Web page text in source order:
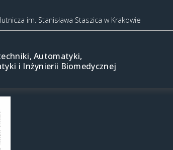
im. Stanisława Staszica w Krakowie
Automatyki,
i Inżynierii Biomedycznej